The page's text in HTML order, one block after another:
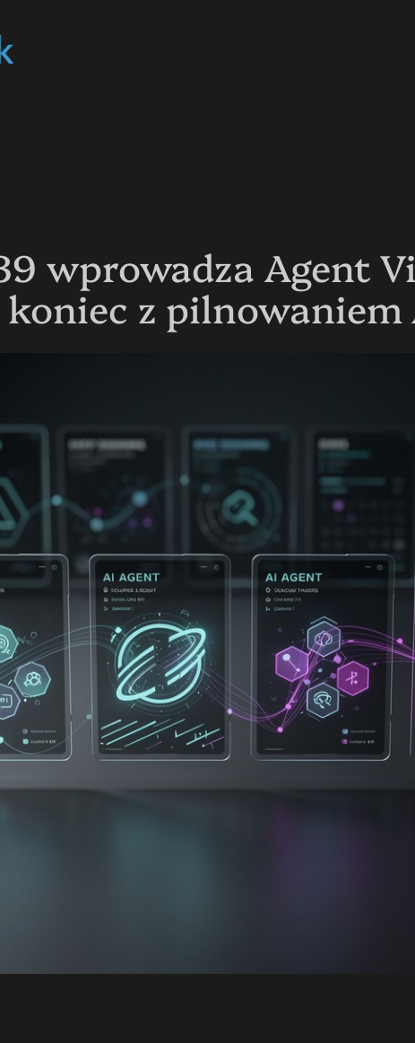
wprowadza Agent
z pilnowaniem